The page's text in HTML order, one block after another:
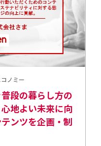
ノミー
段の暮らし方の
地よい未来に向
ンツを企画・制